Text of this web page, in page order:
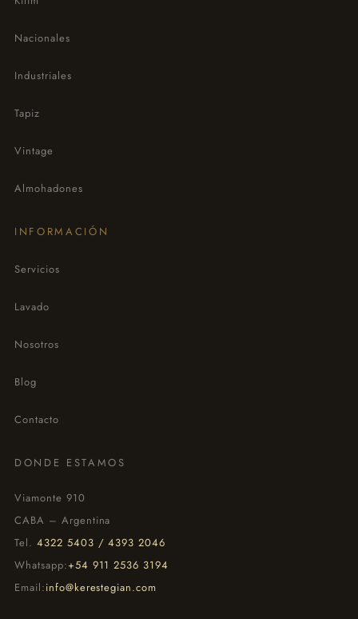
Nacionales
Industriales
Tapiz
Vintage
Almohadones
INFORMACIÓN
Servicios
Lavado
Nosotros
Blog
Contacto
DONDE ESTAMOS
Viamonte 910
CABA – Argentina
Tel. 4322 5403 / 4393 2046
Whatsapp:+54 911 2536 3194
Email:info@kerestegian.com